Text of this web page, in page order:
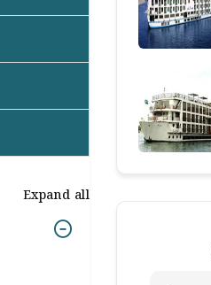
Expand all